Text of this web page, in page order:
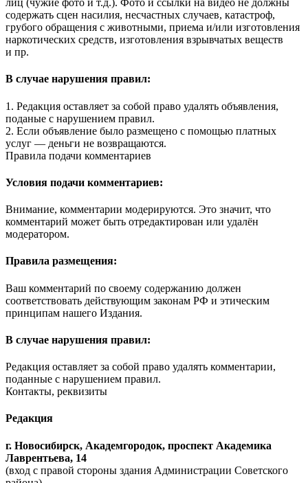
лиц (чужие фото и т.д.). Фото и ссылки на видео не должны
содержать сцен насилия, несчастных случаев, катастроф,
грубого обращения с животными, приема и/или изготовления
наркотических средств, изготовления взрывчатых веществ
и пр.
В случае нарушения правил:
1. Редакция оставляет за собой право удалять объявления,
поданые с нарушением правил.
2. Если объявление было размещено с помощью платных
услуг — деньги не возвращаются.
Правила подачи комментариев
Условия подачи комментариев:
Внимание, комментарии модерируются. Это значит, что
комментарий может быть отредактирован или удалён
модератором.
Правила размещения:
Ваш комментарий по своему содержанию должен
соответствовать действующим законам РФ и этическим
принципам нашего Издания.
В случае нарушения правил:
Редакция оставляет за собой право удалять комментарии,
поданные с нарушением правил.
Контакты, реквизиты
Редакция
г. Новосибирск, Академгородок, проспект Академика
Лаврентьева, 14
(вход с правой стороны здания Администрации Советского